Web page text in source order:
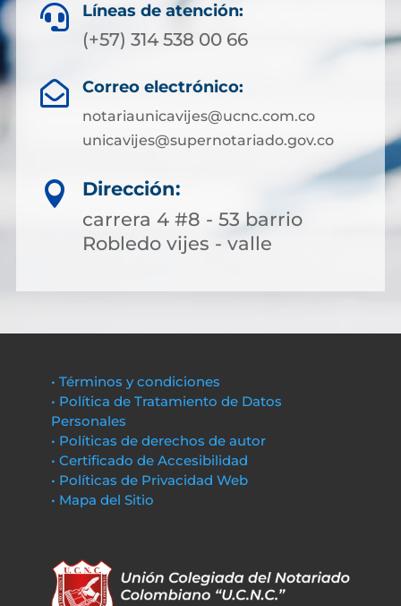
 Líneas de atención:
(+57) 314 538 00 66
 Correo electrónico:
notariaunicavijes@ucnc.com.co
unicavijes@supernotariado.gov.co

Dirección:
carrera 4 #8 - 53 barrio
Robledo vijes - valle
• Términos y condiciones
• Política de Tratamiento de Datos
Personales
• Políticas de derechos de autor
• Certificado de Accesibilidad
• Políticas de Privacidad Web
• Mapa del Sitio